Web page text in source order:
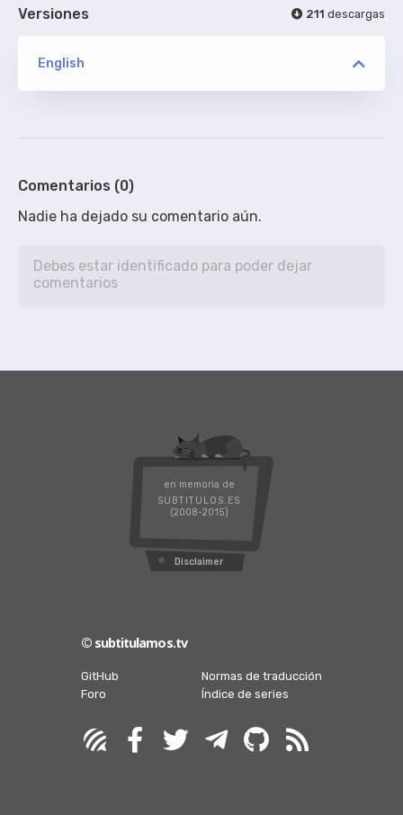
Versiones 211 descargas
English
WEB TBS
De addic7ed.com - SIN acotaciones
Comentarios (0)
Nadie ha dejado su comentario aún.
en memoria de
SUBTITULOS.ES
(2008-2015)
Disclaimer
© subtitulamos.tv
GitHub
Normas de traducción
Foro
Índice de series